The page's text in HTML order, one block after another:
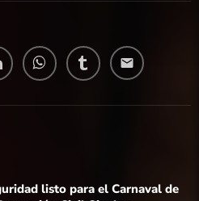
email
listo para el Carnaval de